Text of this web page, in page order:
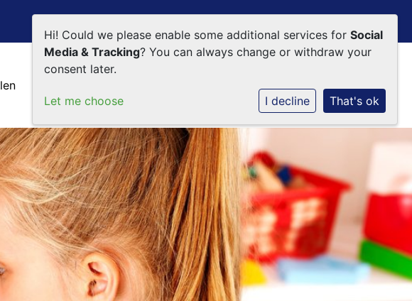
Hi! Could we please enable some additional services for Social
Media & Tracking? You can always change or withdraw your
consent later.
Let me choose I decline That's ok